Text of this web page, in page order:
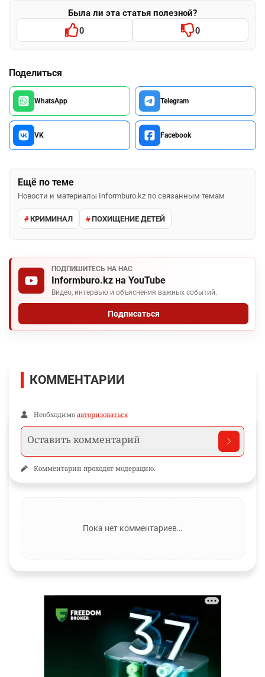
Была ли эта статья полезной?
0 0
Поделиться
WhatsApp Telegram
VK Facebook
Ещё по теме
Новости и материалы Informburo.kz по связанным темам
КРИМИНАЛ ПОХИЩЕНИЕ ДЕТЕЙ
ПОДПИШИТЕСЬ НА НАС
Informburo.kz на YouTube
Видео, интервью и объяснения важных событий.
Подписаться
КОММЕНТАРИИ
Необходимо авторизоваться
Комментарии проходят модерацию.
Пока нет комментариев…